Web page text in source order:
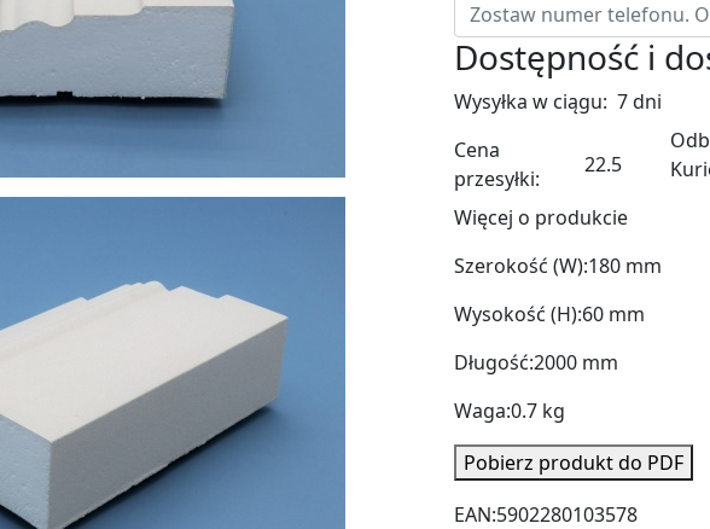
Dostępność i
Wysyłka w ciągu: 7 dni
Cena
przesyłki:
22.5
Więcej o produkcie
Szerokość (W):180 mm
Wysokość (H):60 mm
Długość:2000 mm
Waga:0.7 kg
Pobierz produkt do PDF
EAN:5902280103578